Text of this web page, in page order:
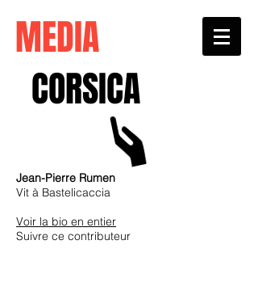
MEDIA
CORSICA
Jean-Pierre Rumen
Vit à Bastelicaccia
Voir la bio en entier
Suivre ce contributeur